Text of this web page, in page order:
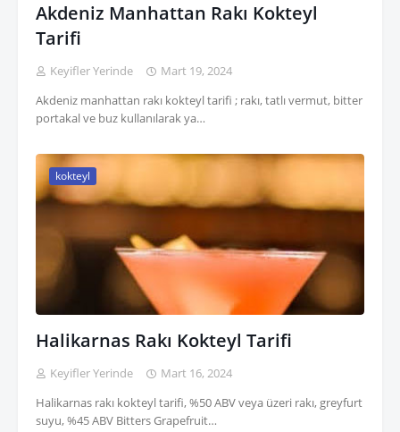
Akdeniz Manhattan Rakı Kokteyl
Tarifi
Keyifler Yerinde
Mart 19, 2024
Akdeniz manhattan rakı kokteyl tarifi ; rakı, tatlı vermut, bitter
portakal ve buz kullanılarak ya…
kokteyl
Halikarnas Rakı Kokteyl Tarifi
Keyifler Yerinde
Mart 16, 2024
Halikarnas rakı kokteyl tarifi, %50 ABV veya üzeri rakı, greyfurt
suyu, %45 ABV Bitters Grapefruit…